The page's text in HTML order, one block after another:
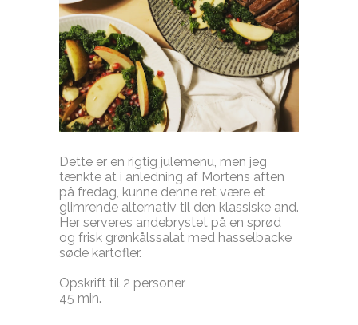
Dette er en rigtig julemenu, men jeg
tænkte at i anledning af Mortens aften
på fredag, kunne denne ret være et
glimrende alternativ til den klassiske and.
Her serveres andebrystet på en sprød
og frisk grønkålssalat med hasselbacke
søde kartofler.
Opskrift til 2 personer
45 min.